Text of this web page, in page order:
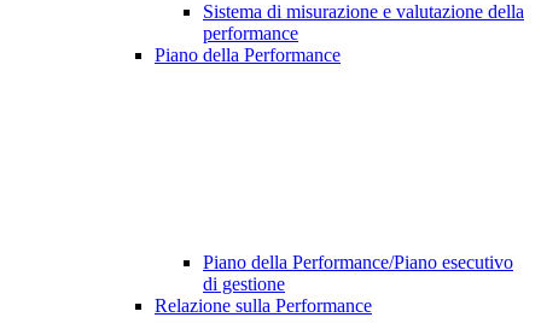
Sistema di misurazione e valutazione della
performance
Piano della Performance
Piano della Performance/Piano esecutivo
di gestione
Relazione sulla Performance